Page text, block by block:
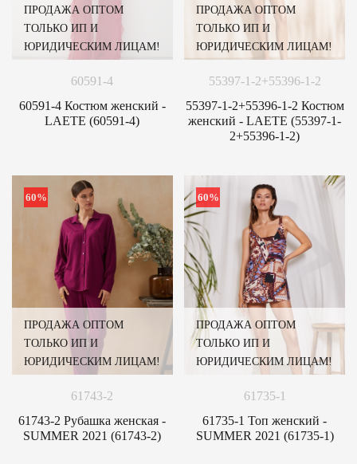
ПРОДАЖА ОПТОМ
ТОЛЬКО ИП И
ЮРИДИЧЕСКИМ ЛИЦАМ!
60591-4
60591-4 Костюм женский -
LAETE (60591-4)
ПРОДАЖА ОПТОМ
ТОЛЬКО ИП И
ЮРИДИЧЕСКИМ ЛИЦАМ!
55397-1-2+55396-1-2
55397-1-2+55396-1-2 Костюм
женский - LAETE (55397-1-
2+55396-1-2)
60%
ПРОДАЖА ОПТОМ
ТОЛЬКО ИП И
ЮРИДИЧЕСКИМ ЛИЦАМ!
61743-2
61743-2 Рубашка женская -
SUMMER 2021 (61743-2)
60%
ПРОДАЖА ОПТОМ
ТОЛЬКО ИП И
ЮРИДИЧЕСКИМ ЛИЦАМ!
61735-1
61735-1 Топ женский -
SUMMER 2021 (61735-1)